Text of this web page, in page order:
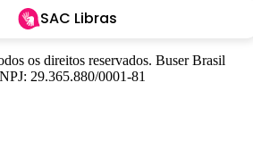
SAC Libras
os direitos reservados. Buser Brasil
29.365.880/0001-81